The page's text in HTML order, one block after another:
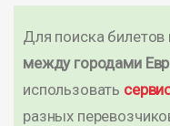
Для поиска
между городами
использовать
разных